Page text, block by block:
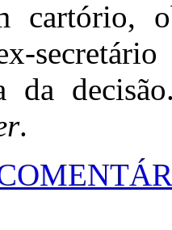
cartório,
da
.